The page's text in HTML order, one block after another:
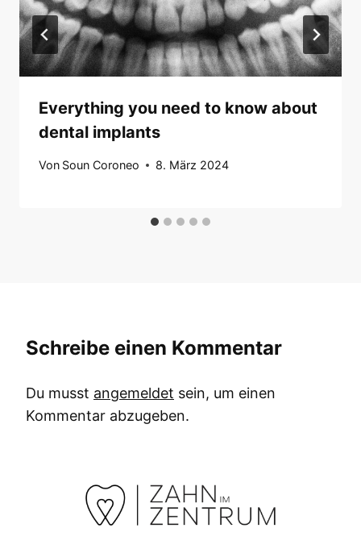
Everything you need to know about
dental implants
Von Soun Coroneo 8. März 2024
Schreibe einen Kommentar
Du musst angemeldet sein, um einen
Kommentar abzugeben.